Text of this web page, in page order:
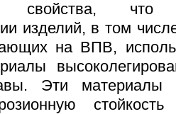
свойства, что
изделий, в том
на ВПВ,
Эти материалы